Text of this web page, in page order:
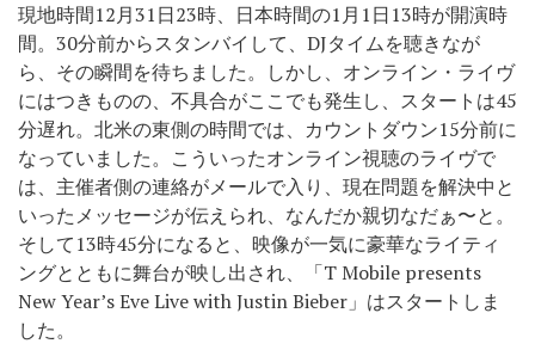
現地時間12月31日23時、日本時間の1月1日13時が開演時
間。30分前からスタンバイして、DJタイムを聴きなが
ら、その瞬間を待ちました。しかし、オンライン・ライヴ
にはつきものの、不具合がここでも発生し、スタートは45
分遅れ。北米の東側の時間では、カウントダウン15分前に
なっていました。こういったオンライン視聴のライヴで
は、主催者側の連絡がメールで入り、現在問題を解決中と
いったメッセージが伝えられ、なんだか親切なだぁ〜と。
そして13時45分になると、映像が一気に豪華なライティ
ングとともに舞台が映し出され、「T Mobile presents
New Year’s Eve Live with Justin Bieber」はスタートしま
した。